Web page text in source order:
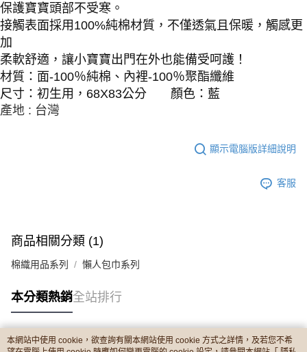
保護寶寶頭部不受寒。
接觸表面採用100%純棉材質，不僅透氣且保暖，觸感更
加
柔軟舒適，讓小寶寶出門在外也能備受呵護！
材質：面-100％純棉、內裡-100％聚酯纖維
尺寸：初生用，68X83公分 顏色：藍
產地 : 台灣
顯示電腦版詳細說明
客服
商品相關分類 (1)
棉織用品系列 懶人包巾系列
本分類熱銷全站排行
本網站中使用 cookie，欲查詢有關本網站使用 cookie 方式之詳情，及若您不希